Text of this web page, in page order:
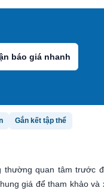
báo giá nhanh
Gắn kết tập thể
thường quan tâm trước
giá để tham khảo và